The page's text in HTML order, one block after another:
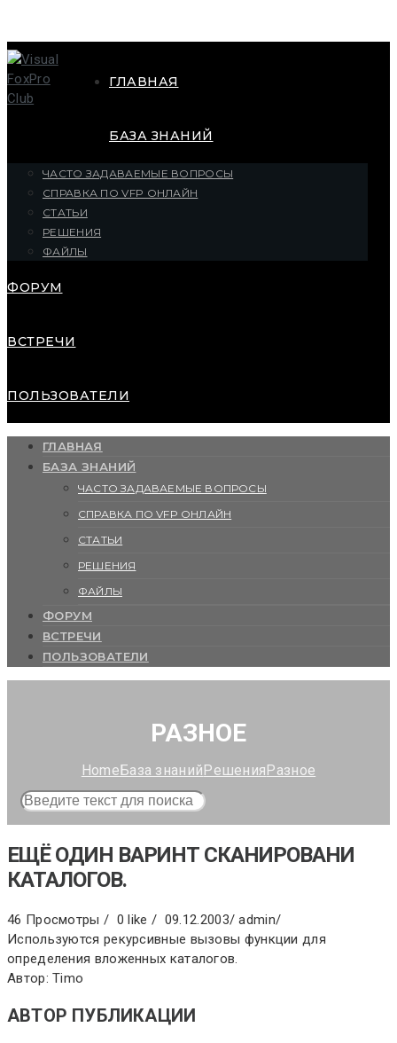
ГЛАВНАЯ
БАЗА ЗНАНИЙ
ЧАСТО ЗАДАВАЕМЫЕ ВОПРОСЫ
СПРАВКА ПО VFP ОНЛАЙН
СТАТЬИ
РЕШЕНИЯ
ФАЙЛЫ
ФОРУМ
ВСТРЕЧИ
ПОЛЬЗОВАТЕЛИ
ГЛАВНАЯ
БАЗА ЗНАНИЙ
ЧАСТО ЗАДАВАЕМЫЕ ВОПРОСЫ
СПРАВКА ПО VFP ОНЛАЙН
СТАТЬИ
РЕШЕНИЯ
ФАЙЛЫ
ФОРУМ
ВСТРЕЧИ
ПОЛЬЗОВАТЕЛИ
РАЗНОЕ
HomeБаза знанийРешенияРазное
ЕЩЁ ОДИН ВАРИНТ СКАНИРОВАНИ
КАТАЛОГОВ.
46 Просмотры / 0 like / 09.12.2003/ admin/
Используются рекурсивные вызовы функции для
определения вложенных каталогов.
Автор: Timo
АВТОР ПУБЛИКАЦИИ